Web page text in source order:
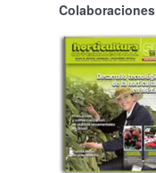
Colaboraciones